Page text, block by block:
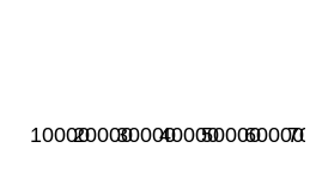
100002000030000400005000060000